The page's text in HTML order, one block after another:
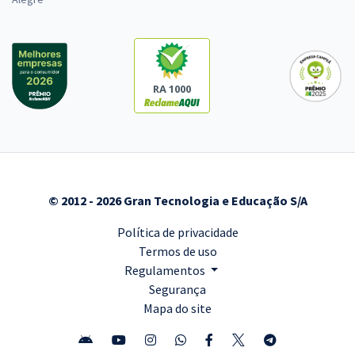
RA 1000
© 2012 - 2026 Gran Tecnologia e Educação S/A
Política de privacidade
Termos de uso
Regulamentos
Segurança
Mapa do site